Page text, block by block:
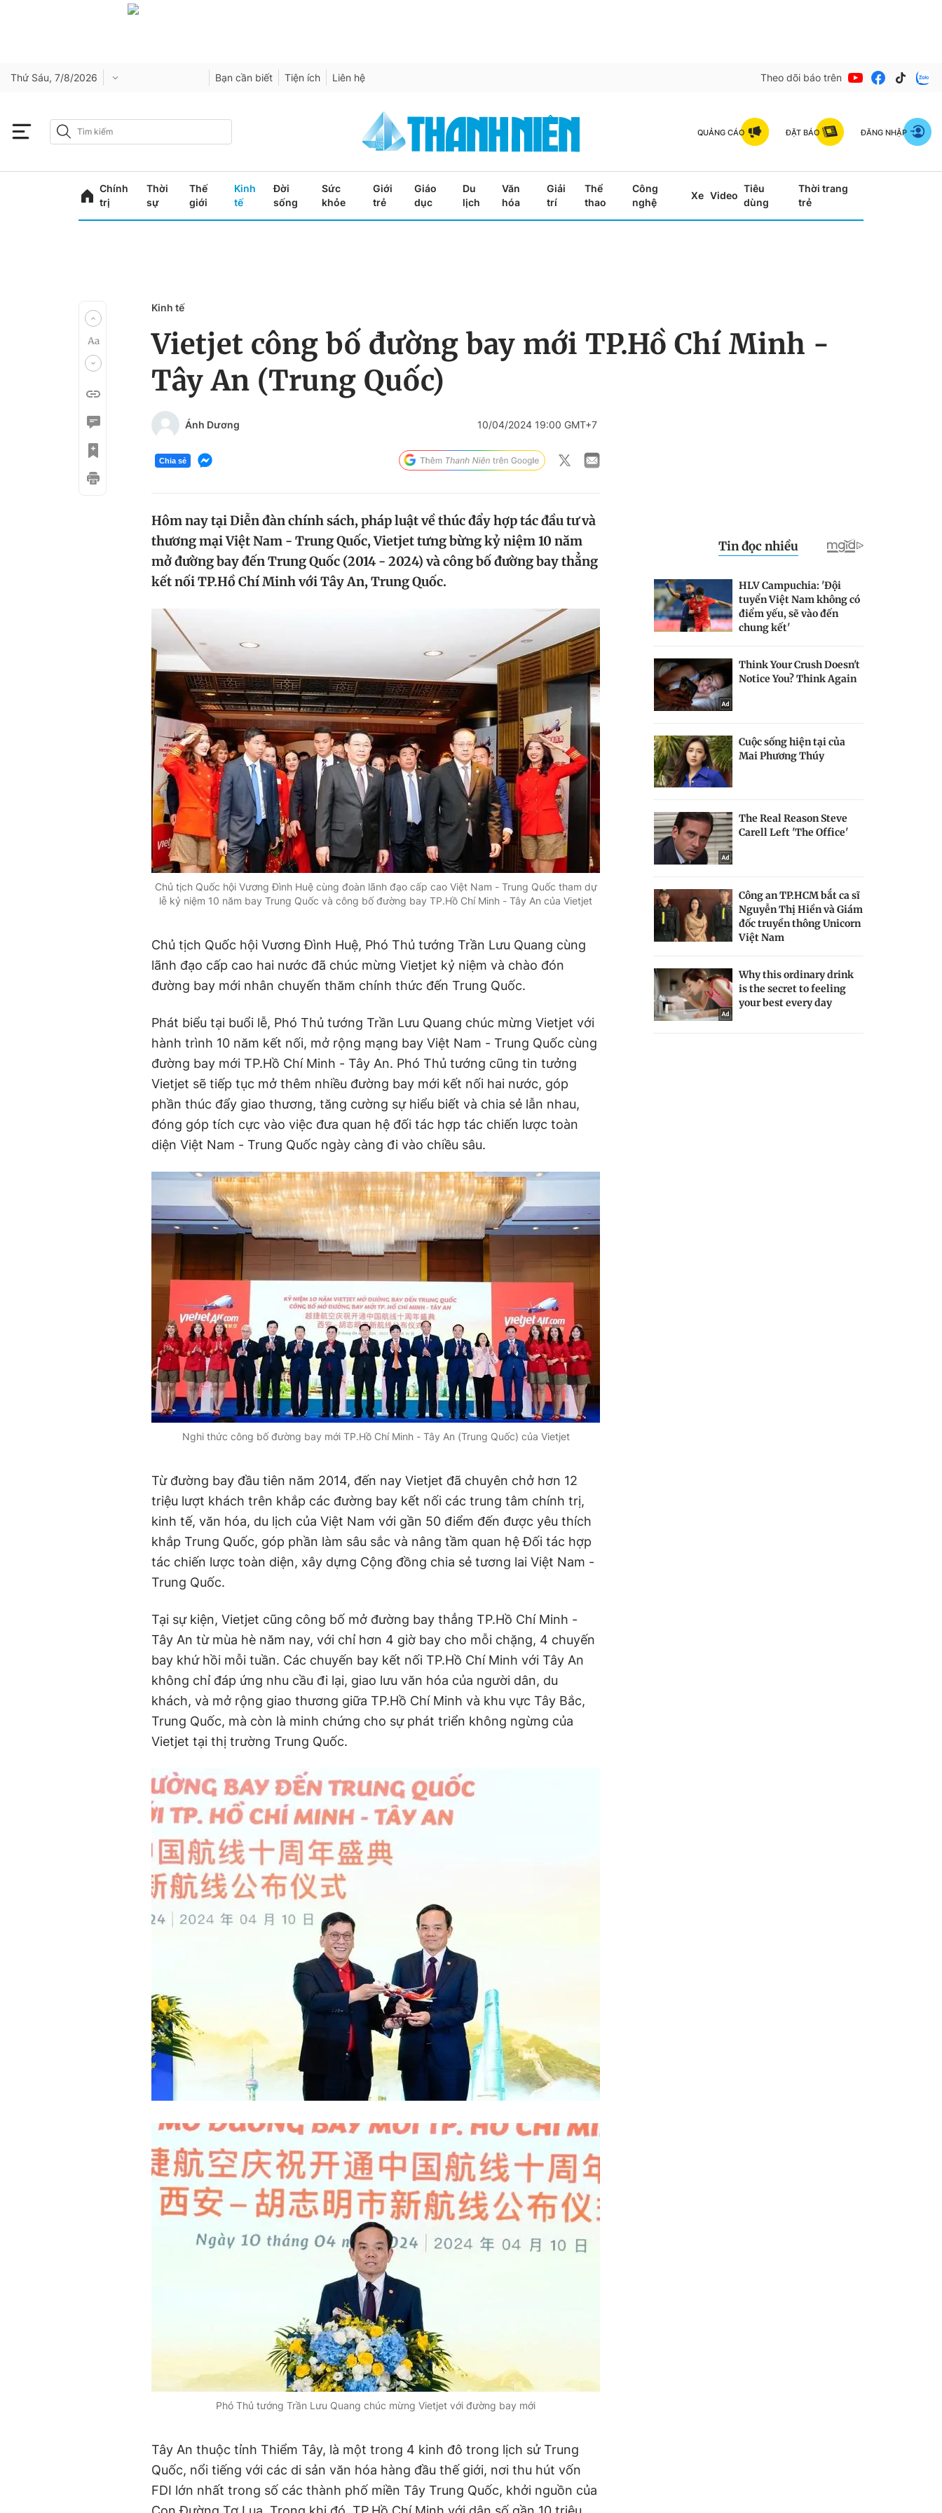
Thứ Sáu, 7/8/2026 Bạn cần biết Tiện ích Liên hệ Theo dõi báo trên
QUẢNG CÁO ĐẶT BÁO ĐĂNG NHẬP
Chính
trị
Thời
sự
Thế
giới
Kinh
tế
Đời
sống
Sức
khỏe
Giới
trẻ
Giáo
dục
Du
lịch
Văn
hóa
Giải
trí
Thể
thao
Công
nghệ
Xe Video
Tiêu
dùng
Thời trang
trẻ
Kinh tế
Vietjet công bố đường bay mới TP.Hồ Chí Minh -
Tây An (Trung Quốc)
Ánh Dương 10/04/2024 19:00 GMT+7
Chia sẻ
Hôm nay tại Diễn đàn chính sách, pháp luật về thúc đẩy hợp tác đầu tư và
thương mại Việt Nam - Trung Quốc, Vietjet tưng bừng kỷ niệm 10 năm
mở đường bay đến Trung Quốc (2014 - 2024) và công bố đường bay thẳng
kết nối TP.Hồ Chí Minh với Tây An, Trung Quốc.
Chủ tịch Quốc hội Vương Đình Huệ cùng đoàn lãnh đạo cấp cao Việt Nam - Trung Quốc tham dự
lễ kỷ niệm 10 năm bay Trung Quốc và công bố đường bay TP.Hồ Chí Minh - Tây An của Vietjet
Chủ tịch Quốc hội Vương Đình Huệ, Phó Thủ tướng Trần Lưu Quang cùng
lãnh đạo cấp cao hai nước đã chúc mừng Vietjet kỷ niệm và chào đón
đường bay mới nhân chuyến thăm chính thức đến Trung Quốc.
Phát biểu tại buổi lễ, Phó Thủ tướng Trần Lưu Quang chúc mừng Vietjet với
hành trình 10 năm kết nối, mở rộng mạng bay Việt Nam - Trung Quốc cùng
đường bay mới TP.Hồ Chí Minh - Tây An. Phó Thủ tướng cũng tin tưởng
Vietjet sẽ tiếp tục mở thêm nhiều đường bay mới kết nối hai nước, góp
phần thúc đẩy giao thương, tăng cường sự hiểu biết và chia sẻ lẫn nhau,
đóng góp tích cực vào việc đưa quan hệ đối tác hợp tác chiến lược toàn
diện Việt Nam - Trung Quốc ngày càng đi vào chiều sâu.
Nghi thức công bố đường bay mới TP.Hồ Chí Minh - Tây An (Trung Quốc) của Vietjet
Từ đường bay đầu tiên năm 2014, đến nay Vietjet đã chuyên chở hơn 12
triệu lượt khách trên khắp các đường bay kết nối các trung tâm chính trị,
kinh tế, văn hóa, du lịch của Việt Nam với gần 50 điểm đến được yêu thích
khắp Trung Quốc, góp phần làm sâu sắc và nâng tầm quan hệ Đối tác hợp
tác chiến lược toàn diện, xây dựng Cộng đồng chia sẻ tương lai Việt Nam -
Trung Quốc.
Tại sự kiện, Vietjet cũng công bố mở đường bay thẳng TP.Hồ Chí Minh -
Tây An từ mùa hè năm nay, với chỉ hơn 4 giờ bay cho mỗi chặng, 4 chuyến
bay khứ hồi mỗi tuần. Các chuyến bay kết nối TP.Hồ Chí Minh với Tây An
không chỉ đáp ứng nhu cầu đi lại, giao lưu văn hóa của người dân, du
khách, và mở rộng giao thương giữa TP.Hồ Chí Minh và khu vực Tây Bắc,
Trung Quốc, mà còn là minh chứng cho sự phát triển không ngừng của
Vietjet tại thị trường Trung Quốc.
Phó Thủ tướng Trần Lưu Quang chúc mừng Vietjet với đường bay mới
Tây An thuộc tỉnh Thiểm Tây, là một trong 4 kinh đô trong lịch sử Trung
Quốc, nổi tiếng với các di sản văn hóa hàng đầu thế giới, nơi thu hút vốn
FDI lớn nhất trong số các thành phố miền Tây Trung Quốc, khởi nguồn của